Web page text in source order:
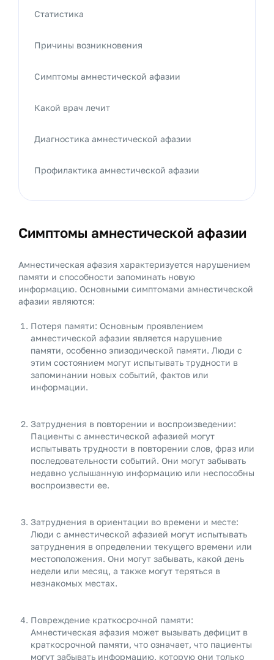
Симптомы амнестической афазии
Амнестическая афазия характеризуется нарушением
памяти и способности запоминать новую
информацию. Основными симптомами амнестической
афазии являются:
Потеря памяти: Основным проявлением
амнестической афазии является нарушение
памяти, особенно эпизодической памяти. Люди с
этим состоянием могут испытывать трудности в
запоминании новых событий, фактов или
информации.
Затруднения в повторении и воспроизведении:
Пациенты с амнестической афазией могут
испытывать трудности в повторении слов, фраз или
последовательности событий. Они могут забывать
недавно услышанную информацию или неспособны
воспроизвести ее.
Затруднения в ориентации во времени и месте:
Люди с амнестической афазией могут испытывать
затруднения в определении текущего времени или
местоположения. Они могут забывать, какой день
недели или месяц, а также могут теряться в
незнакомых местах.
Повреждение краткосрочной памяти:
Амнестическая афазия может вызывать дефицит в
краткосрочной памяти, что означает, что пациенты
могут забывать информацию, которую они только
Статистика
Причины возникновения
Симптомы амнестической афазии
Какой врач лечит
Диагностика амнестической афазии
Профилактика амнестической афазии